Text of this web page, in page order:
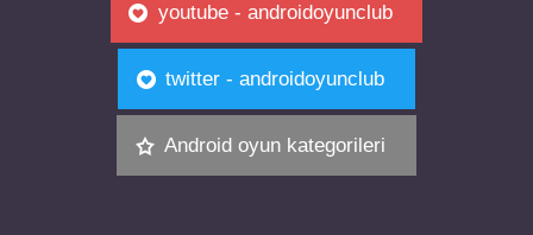
youtube - androidoyunclub
twitter - androidoyunclub
Android oyun kategorileri